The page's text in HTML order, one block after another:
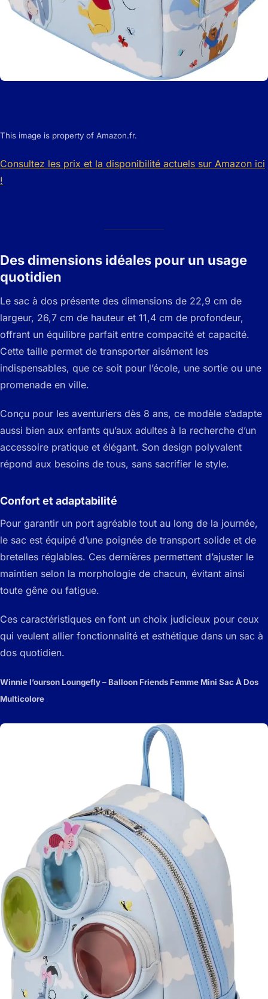
This image is property of Amazon.fr.
Consultez les prix et la disponibilité actuels sur Amazon ici
!
Des dimensions idéales pour un usage
quotidien
Le sac à dos présente des dimensions de 22,9 cm de
largeur, 26,7 cm de hauteur et 11,4 cm de profondeur,
offrant un équilibre parfait entre compacité et capacité.
Cette taille permet de transporter aisément les
indispensables, que ce soit pour l’école, une sortie ou une
promenade en ville.
Conçu pour les aventuriers dès 8 ans, ce modèle s’adapte
aussi bien aux enfants qu’aux adultes à la recherche d’un
accessoire pratique et élégant. Son design polyvalent
répond aux besoins de tous, sans sacrifier le style.
Confort et adaptabilité
Pour garantir un port agréable tout au long de la journée,
le sac est équipé d’une poignée de transport solide et de
bretelles réglables. Ces dernières permettent d’ajuster le
maintien selon la morphologie de chacun, évitant ainsi
toute gêne ou fatigue.
Ces caractéristiques en font un choix judicieux pour ceux
qui veulent allier fonctionnalité et esthétique dans un sac à
dos quotidien.
Winnie l’ourson Loungefly – Balloon Friends Femme Mini Sac À Dos
Multicolore